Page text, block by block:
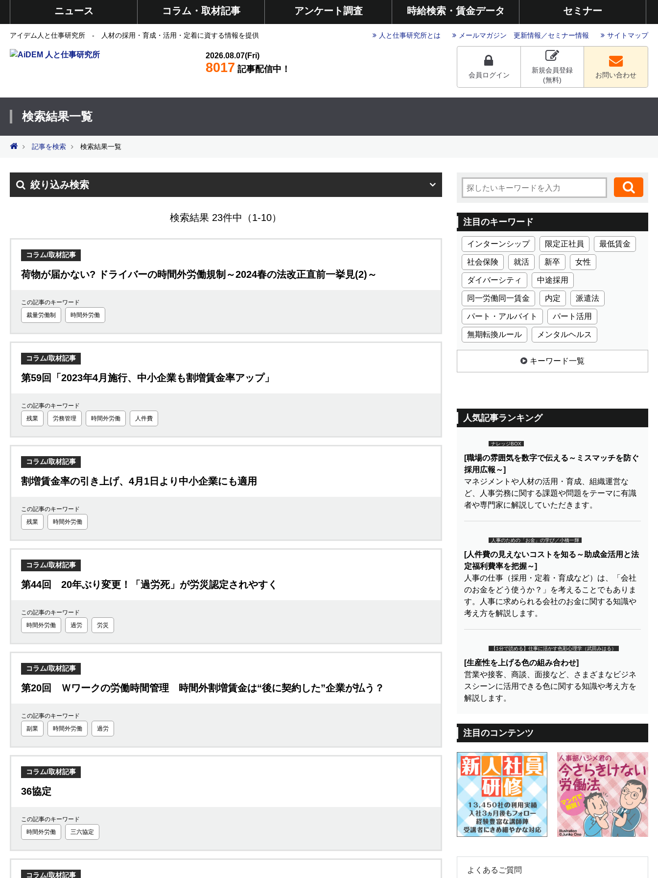
ニュース コラム・取材記事 アンケート調査 時給検索・賃金データ セミナー
アイデム人と仕事研究所 - 人材の採用・育成・活用・定着に資する情報を提供 人と仕事研究所とは メールマガジン 更新情報 ／セミナー情報 サイトマップ
2026.08.07(Fri)
8017 記事配信中！
会員ログイン
新規会員登録
(無料)
お問い合わせ
検索結果一覧
記事を検索 検索結果一覧
絞り込み検索
検索結果 23件中（1-10）
コラム/取材記事
荷物が届かない? ドライバーの時間外労働規制～2024春の法改正直前一挙見(2)～
この記事のキーワード
裁量労働制
時間外労働
コラム/取材記事
第59回「2023年4月施行、中小企業も割増賃金率アップ」
この記事のキーワード
残業
労務管理 時間外労働 人件費
コラム/取材記事
割増賃金率の引き上げ、4月1日より中小企業にも適用
この記事のキーワード
残業
時間外労働
コラム/取材記事
第44回 20年ぶり変更！「過労死」が労災認定されやすく
この記事のキーワード
時間外労働
過労 労災
コラム/取材記事
第20回 Ｗワークの労働時間管理 時間外割増賃金は“後に契約した”企業が払う？
この記事のキーワード
副業
時間外労働 過労
コラム/取材記事
36協定
この記事のキーワード
時間外労働
三六協定
コラム/取材記事
注目のキーワード
インターンシップ 限定正社員 最低賃金
社会保険 就活 新卒 女性
ダイバーシティ 中途採用
同一労働同一賃金 内定 派遣法
パート・アルバイト パート活用
無期転換ルール メンタルヘルス
キーワード一覧
人気記事ランキング
ナレッジBOX
[職場の雰囲気を数字で伝える～ミスマッチを防ぐ
採用広報～]
マネジメントや人材の活用・育成、組織運営な
ど、人事労務に関する課題や問題をテーマに有識
者や専門家に解説していただきます。
人事のための「お金」の学び／小橋一輝
[人件費の見えないコストを知る～助成金活用と法
定福利費率を把握～]
人事の仕事（採用・定着・育成など）は、「会社
のお金をどう使うか？」を考えることでもありま
す。人事に求められる会社のお金に関する知識や
考え方を解説します。
【1分で読める】仕事に活かす色彩心理学（武田みはる）
[生産性を上げる色の組み合わせ]
営業や接客、商談、面接など、さまざまなビジネ
スシーンに活用できる色に関する知識や考え方を
解説します。
注目のコンテンツ
よくあるご質問